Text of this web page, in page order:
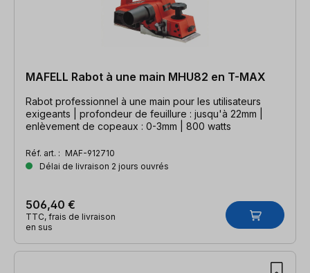
MAFELL Rabot à une main MHU82 en T-MAX
Rabot professionnel à une main pour les utilisateurs
exigeants | profondeur de feuillure : jusqu'à 22mm |
enlèvement de copeaux : 0-3mm | 800 watts
Réf. art. : MAF-912710
Délai de livraison 2 jours ouvrés
506,40 €
TTC, frais de livraison
en sus